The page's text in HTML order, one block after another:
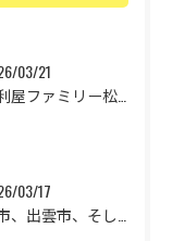
03/21
🌟便利屋ファミリー松江店です🌟
03/17
松江市、出雲市、そして米子市の屋根の修理でお困りではありませ...